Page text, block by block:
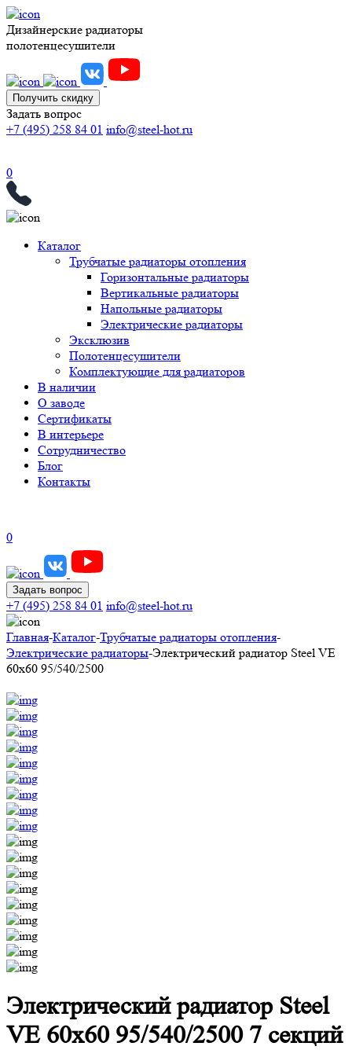
Дизайнерские радиаторы
полотенцесушители
Получить скидку
Задать вопрос
+7 (495) 258 84 01 info@steel-hot.ru
0
Каталог
Трубчатые радиаторы отопления
Горизонтальные радиаторы
Вертикальные радиаторы
Напольные радиаторы
Электрические радиаторы
Эксклюзив
Полотенцесушители
Комплектующие для радиаторов
В наличии
О заводе
Сертификаты
В интерьере
Сотрудничество
Блог
Контакты
0
Задать вопрос
+7 (495) 258 84 01 info@steel-hot.ru
Главная-Каталог-Трубчатые радиаторы отопления-
Электрические радиаторы-Электрический радиатор Steel VE
60х60 95/540/2500
Электрический радиатор Steel
VE 60х60 95/540/2500 7 секций